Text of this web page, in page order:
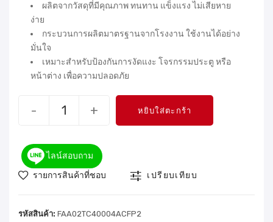
ผลิตจากวัสดุที่มีคุณภาพ ทนทาน แข็งแรง ไม่เสียหาย
ง่าย
กระบวนการผลิตมาตรฐานจากโรงงาน ใช้งานได้อย่าง
มั่นใจ
เหมาะสำหรับป้องกันการงัดแงะ โจรกรรมประตู หรือ
หน้าต่าง เพื่อความปลอดภัย
- + หยิบใส่ตะกร้า
ไลน์สอบถาม
รายการสินค้าที่ชอบ
เปรียบเทียบ
รหัสสินค้า: FAA02TC40004ACFP2